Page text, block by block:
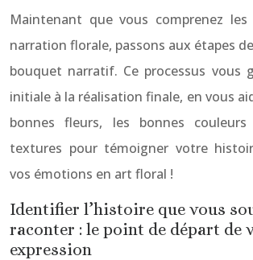
Maintenant que vous comprenez
narration florale, passons aux étapes
bouquet narratif. Ce processus vous
initiale à la réalisation finale, en vous
bonnes fleurs, les bonnes
textures pour témoigner votre
vos émotions en art floral !
Identifier l’histoire que vous
raconter : le point de départ de
expression